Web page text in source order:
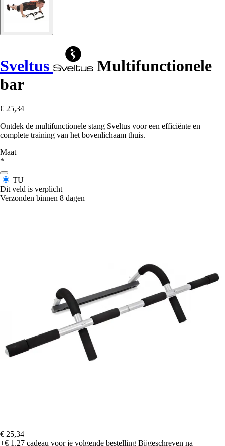
Sveltus
Multifunctionele
bar
€ 25,34
Ontdek de multifunctionele stang Sveltus voor een efficiënte en
complete training van het bovenlichaam thuis.
Maat
*
TU
Dit veld is verplicht
Verzonden binnen 8 dagen
€ 25,34
+€ 1,27 cadeau voor je volgende bestelling Bijgeschreven na